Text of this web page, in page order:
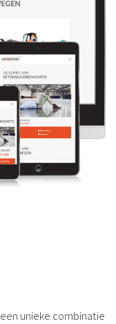
unieke combinatie